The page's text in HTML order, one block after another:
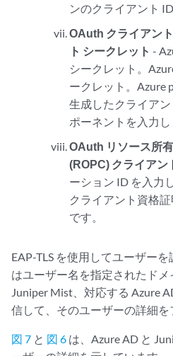
ンのクライアント
OAuth クライアン
ト シークレット -
シークレット。
ークレット。Azure
生成したクライア
ポーネントを入力し
OAuth リソース所
(ROPC) クライアン
ーション ID を入力
クライアント資格
です。
EAP-TLS を使用してユーザー
はユーザー名を指定されたドメ
Juniper Mist、対応する Azure
信して、そのユーザーの詳細を
図 7 と 図 6 は、Azure AD と